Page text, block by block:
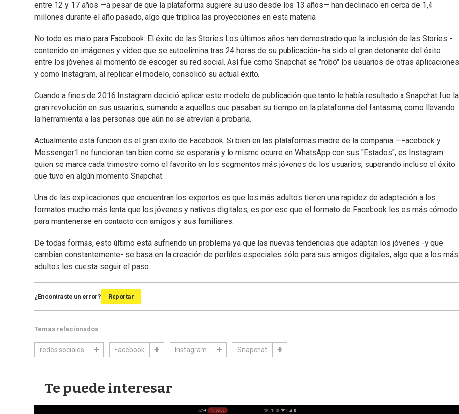
entre 12 y 17 años —a pesar de que la plataforma sugiere su uso desde los 13 años— han declinado en cerca de 1,4
millones durante el año pasado, algo que triplica las proyecciones en esta materia.
No todo es malo para Facebook: El éxito de las Stories Los últimos años han demostrado que la inclusión de las Stories -
contenido en imágenes y video que se autoelimina tras 24 horas de su publicación- ha sido el gran detonante del éxito
entre los jóvenes al momento de escoger su red social. Así fue como Snapchat se "robó" los usuarios de otras aplicaciones
y como Instagram, al replicar el modelo, consolidó su actual éxito.
Cuando a fines de 2016 Instagram decidió aplicar este modelo de publicación que tanto le había resultado a Snapchat fue la
gran revolución en sus usuarios, sumando a aquellos que pasaban su tiempo en la plataforma del fantasma, como llevando
la herramienta a las personas que aún no se atrevían a probarla.
Actualmente esta función es el gran éxito de Facebook. Si bien en las plataformas madre de la compañía —Facebook y
Messenger1 no funcionan tan bien como se esperaría y lo mismo ocurre en WhatsApp con sus "Estados", es Instagram
quien se marca cada trimestre como el favorito en los segmentos más jóvenes de los usuarios, superando incluso el éxito
que tuvo en algún momento Snapchat.
Una de las explicaciones que encuentran los expertos es que los más adultos tienen una rapidez de adaptación a los
formatos mucho más lenta que los jóvenes y nativos digitales, es por eso que el formato de Facebook les es más cómodo
para mantenerse en contacto con amigos y sus familiares.
De todas formas, esto último está sufriendo un problema ya que las nuevas tendencias que adaptan los jóvenes -y que
cambian constantemente- se basa en la creación de perfiles especiales sólo para sus amigos digitales, algo que a los más
adultos les cuesta seguir el paso.
¿Encontraste un error? Reportar
Temas relacionados
redes sociales Facebook Instagram Snapchat
Te puede interesar